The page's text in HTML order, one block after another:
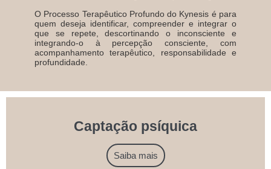
O Processo Terapêutico Profundo do Kynesis é para
quem deseja identificar, compreender e integrar o
que se repete, descortinando o inconsciente e
integrando-o à percepção consciente, com
acompanhamento terapêutico, responsabilidade e
profundidade.
Captação psíquica
Saiba mais